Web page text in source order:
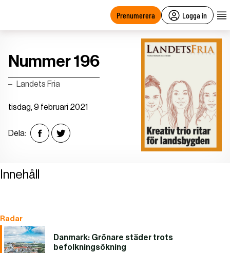
Prenumerera Logga in
Nummer 196
Landets Fria
tisdag, 9 februari 2021
Dela:
Innehåll
Radar
Danmark: Grönare städer trots
befolkningsökning